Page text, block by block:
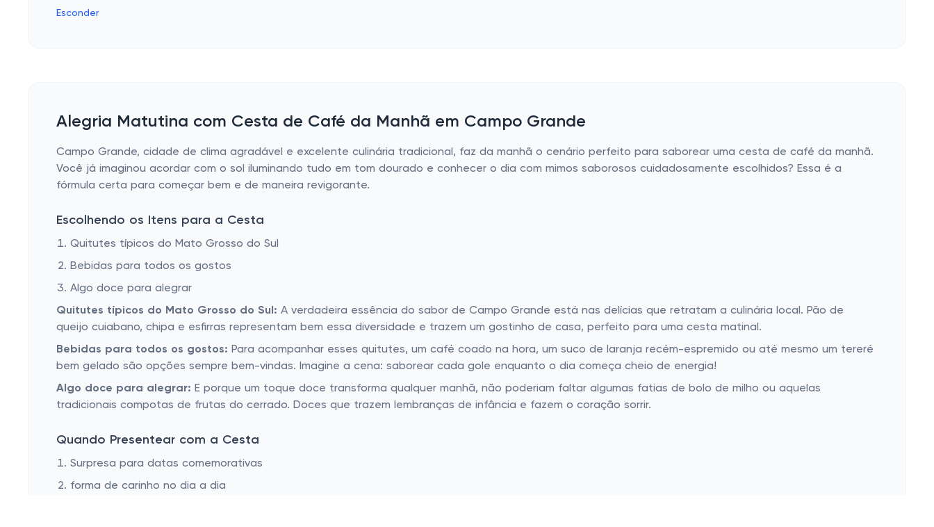
Esconder
Alegria Matutina com Cesta de Café da Manhã em Campo Grande
Campo Grande, cidade de clima agradável e excelente culinária tradicional, faz da manhã o cenário perfeito para saborear uma cesta de café da manhã.
Você já imaginou acordar com o sol iluminando tudo em tom dourado e conhecer o dia com mimos saborosos cuidadosamente escolhidos? Essa é a
fórmula certa para começar bem e de maneira revigorante.
Escolhendo os Itens para a Cesta
Quitutes típicos do Mato Grosso do Sul
Bebidas para todos os gostos
Algo doce para alegrar
Quitutes típicos do Mato Grosso do Sul: A verdadeira essência do sabor de Campo Grande está nas delícias que retratam a culinária local. Pão de
queijo cuiabano, chipa e esfirras representam bem essa diversidade e trazem um gostinho de casa, perfeito para uma cesta matinal.
Bebidas para todos os gostos: Para acompanhar esses quitutes, um café coado na hora, um suco de laranja recém-espremido ou até mesmo um tereré
bem gelado são opções sempre bem-vindas. Imagine a cena: saborear cada gole enquanto o dia começa cheio de energia!
Algo doce para alegrar: E porque um toque doce transforma qualquer manhã, não poderiam faltar algumas fatias de bolo de milho ou aquelas
tradicionais compotas de frutas do cerrado. Doces que trazem lembranças de infância e fazem o coração sorrir.
Quando Presentear com a Cesta
Surpresa para datas comemorativas
forma de carinho no dia a dia